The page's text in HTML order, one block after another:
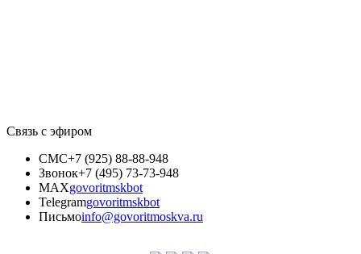
Связь с эфиром
СМС+7 (925) 88-88-948
Звонок+7 (495) 73-73-948
MAXgovoritmskbot
Telegramgovoritmskbot
Письмоinfo@govoritmoskva.ru